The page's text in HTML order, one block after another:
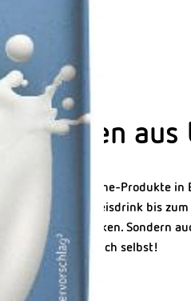
aus
und Cuisine-Produkte
Soja- oder Reisdrink bis
heute zu denken. Sondern
Sie sich selbst!